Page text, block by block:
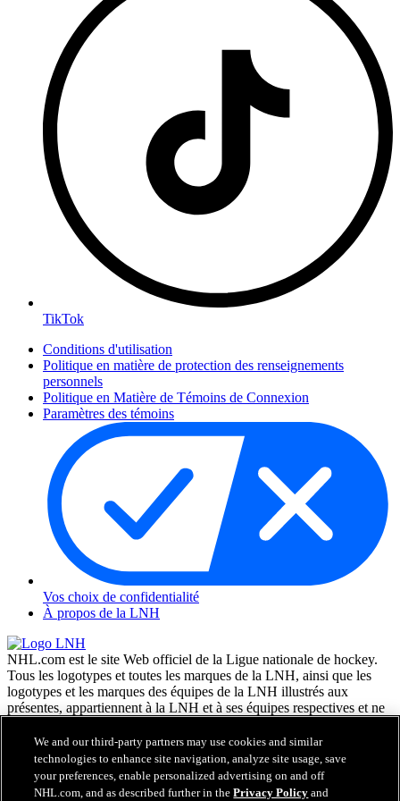
TikTok
Conditions d'utilisation
Politique en matière de protection des renseignements
personnels
Politique en Matière de Témoins de Connexion
Paramètres des témoins
Vos choix de confidentialité
À propos de la LNH
NHL.com est le site Web officiel de la Ligue nationale de hockey.
Tous les logotypes et toutes les marques de la LNH, ainsi que les
logotypes et les marques des équipes de la LNH illustrés aux
présentes, appartiennent à la LNH et à ses équipes respectives et ne
Enterprises, L.P. © LNH 2026. Tous droits réservés. Tous les
chandails d'équipe de la LNH personnalisés avec les noms des
joueurs de la LNH et leurs numéros sont officiellement sous license
de la LNH et de l'AJLNH. Le mot servant de marque Zamboni et la
We and our third-party partners may use cookies and similar
technologies to enhance site navigation, analyze site usage, save
your preferences, enable personalized advertising on and off
NHL.com, and as described further in thePrivacy Policy and